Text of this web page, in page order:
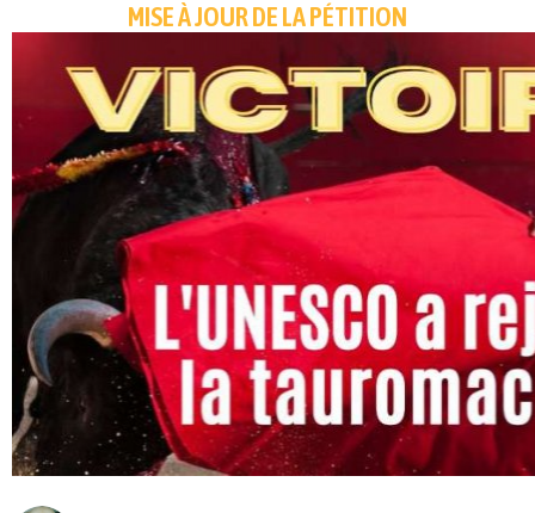
MISE À JOUR DE LA PÉTITION